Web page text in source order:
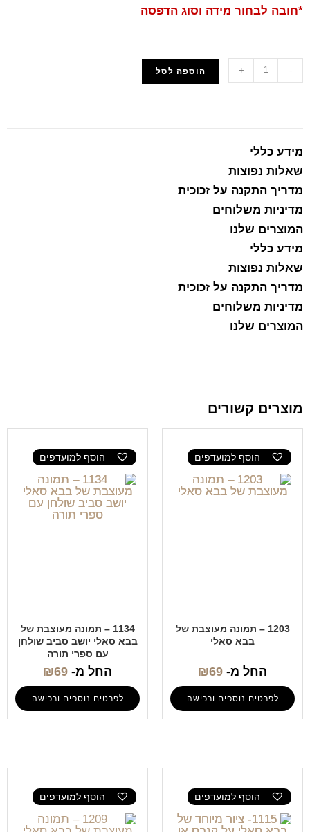
*חובה לבחור מידה וסוג הדפסה
-
+ הוספה לסל
מידע כללי
שאלות נפוצות
מדריך התקנה על זכוכית
מדיניות משלוחים
המוצרים שלנו
מידע כללי
שאלות נפוצות
מדריך התקנה על זכוכית
מדיניות משלוחים
המוצרים שלנו
מוצרים קשורים
הוסף למועדפים
1203 – תמונה מעוצבת של
בבא סאלי
החל מ- ₪69
לפרטים נוספים ורכישה
הוסף למועדפים
1134 – תמונה מעוצבת של
בבא סאלי יושב סביב שולחן
עם ספרי תורה
החל מ- ₪69
לפרטים נוספים ורכישה
הוסף למועדפים הוסף למועדפים